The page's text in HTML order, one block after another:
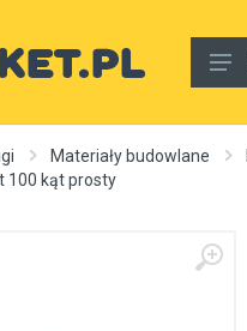
Woda, gaz, ogrzewanie, kanalizacja, wentylacja
Materiały budowlane
100 kąt prosty